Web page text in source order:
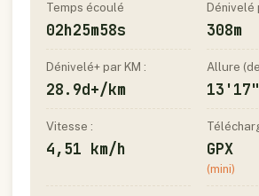
Temps écoulé
02h25m58s
Dénivelé
308m
Dénivelé+ par KM :
28.9d+/km
Allure
Vitesse :
4,51 km/h GPX
(mini)